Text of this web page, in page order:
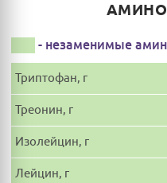
- незаменимые
Триптофан, г
Треонин, г
Изолейцин, г
Лейцин, г